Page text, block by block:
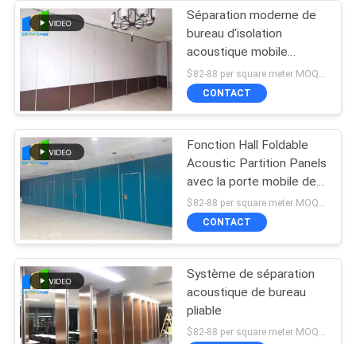
Séparation moderne de
bureau d'isolation
acoustique mobile
provisoire de cloison de
séparation
$82-88 per square meter MOQ:NON MOQ, accueil de petite quantité
CONTACT
Fonction Hall Foldable
Acoustic Partition Panels
avec la porte mobile de
passage
$82-88 per square meter MOQ:NON MOQ, accueil de petite quantité
CONTACT
Système de séparation
acoustique de bureau
pliable
$82-88 per square meter MOQ:NON MOQ, accueil de petite quantité